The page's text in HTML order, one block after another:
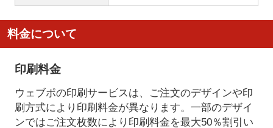
料金について
印刷料金
ウェブポの印刷サービスは、ご注文のデザインや印
刷方式により印刷料金が異なります。一部のデザイ
ンではご注文枚数により印刷料金を最大50％割引い